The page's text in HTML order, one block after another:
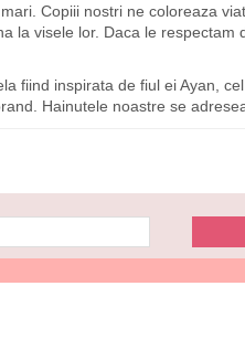
Copiii nostri ne coloreaza
visele lor. Daca le respectam
fiind inspirata de fiul ei Ayan,
Hainutele noastre se